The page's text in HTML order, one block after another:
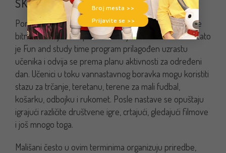
Pored obaveznih časova koje učenici pohađaju, vrlo je
bitno i na koji način provode svoje slobodno vreme. Zato
je Fun and study time program prilagođen uzrastu
učenika i odvija se prema planu aktivnosti za određeni
dan. Učenici u toku vannastavnog boravka mogu koristiti
stazu za trčanje, teretanu, terene za mali fudbal,
košarku, odbojku i rukomet. Posle nastave se opuštaju
igrajući različite društvene igre, crtajući, gledajući filmove
i još mnogo toga.
Mališani često u ovim terminima organizuju priredbe,
Broj mesta >>
Prijavite se >>